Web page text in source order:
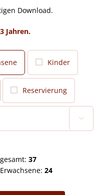
€ Download.
Jahren.
Kinder
Reservierung

37
24